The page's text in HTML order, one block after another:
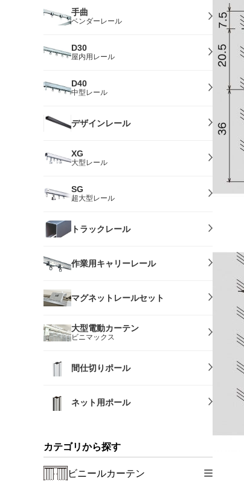
手曲
ベンダーレール
D30
屋内用レール
D40
中型レール
デザインレール
XG
大型レール
SG
超大型レール
トラックレール
作業用キャリーレール
マグネットレールセット
大型電動カーテン
ビニマックス
間仕切りポール
ネット用ポール
カテゴリから探す
ビニールカーテン